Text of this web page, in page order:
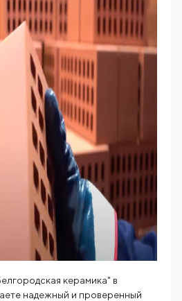
керамика" в
надежный и проверенный